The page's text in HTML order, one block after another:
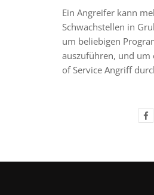
Ein Angreifer kann
Schwachstellen in
um beliebigen
auszuführen, und um
of Service Angriff